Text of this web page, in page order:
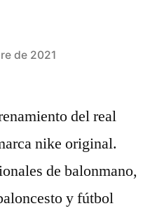
de 2021
del real
nike original.
de balonmano,
y fútbol